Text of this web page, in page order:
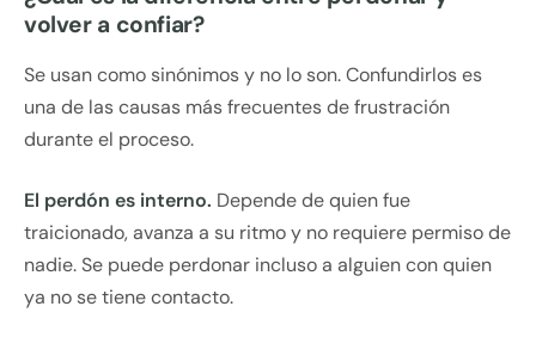
volver a confiar?
Se usan como sinónimos y no lo son. Confundirlos es
una de las causas más frecuentes de frustración
durante el proceso.
El perdón es interno. Depende de quien fue
traicionado, avanza a su ritmo y no requiere permiso de
nadie. Se puede perdonar incluso a alguien con quien
ya no se tiene contacto.